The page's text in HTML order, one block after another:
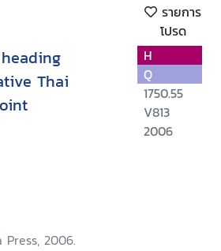
รายการ
โปรด
Thai
2006.
H
Q
1750.55
V813
2006